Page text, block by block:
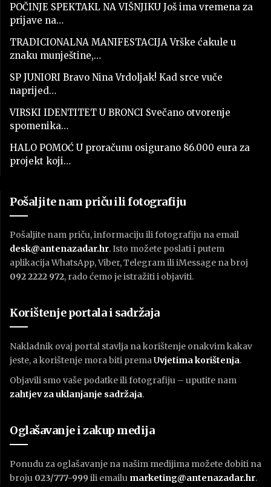
POČINJE SPEKTAKL NA VIŠNJIKU Još ima vremena za
prijave na…
TRADICIONALNA MANIFESTACIJA Vrške ćakule u
znaku munještine,…
SP JUNIORI Bravo Nina Vrdoljak! Kad srce vuče
naprijed…
VIRSKI IDENTITET U BRONCI Svečano otvorenje
spomenika…
HALO POMOĆ U proračunu osigurano 86.000 eura za
projekt koji…
Pošaljite nam priču ili fotografiju
Pošaljite nam priču, informaciju ili fotografiju na email
desk@antenazadar.hr. Isto možete poslati i putem
aplikacija WhatsApp, Viber, Telegram ili iMessage na broj
092 2222 972, rado ćemo je istražiti i objaviti.
Korištenje portala i sadržaja
Nakladnik ovaj portal stavlja na korištenje onakvim kakav
jeste, a korištenje mora biti premaUvjetima korištenja.
Objavili smo vaše podatke ili fotografiju – uputite nam
zahtjev za uklanjanje sadržaja.
Oglašavanje i zakup medija
Ponudu za oglašavanje na našim medijima možete dobiti na
broju 023/777-999 ili emailu marketing@antenazadar.hr.